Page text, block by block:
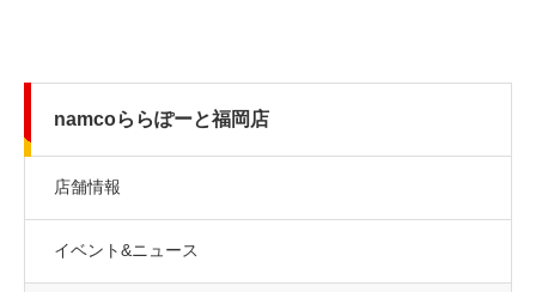
namcoららぽーと福岡店
店舗情報
イベント&ニュース